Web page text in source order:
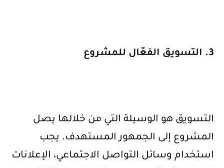
3. التسويق الفعّال للمشروع
التسويق هو الوسيلة التي من خلالها يصل
المشروع إلى الجمهور المستهدف. يجب
استخدام وسائل التواصل الاجتماعي، الإعلانات